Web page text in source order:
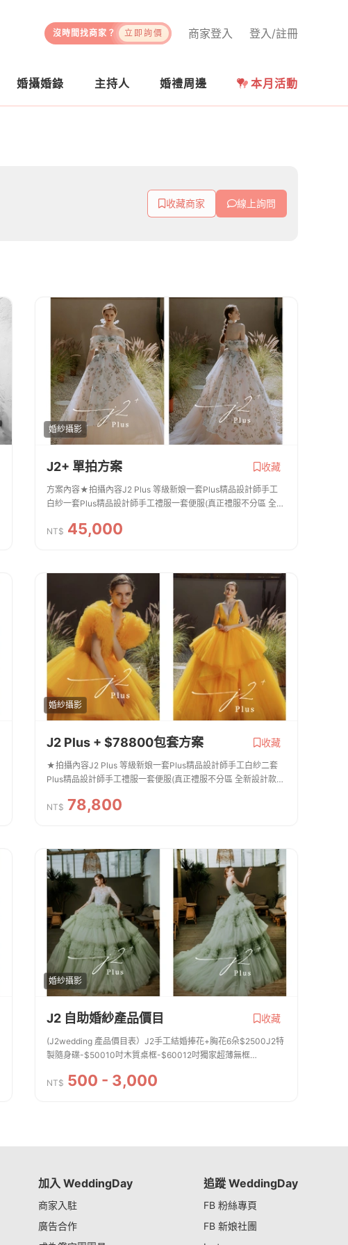
登入/註冊
商家登入
沒時間找商家？ 立即詢價
婚攝婚錄 主持人 婚禮周邊 本月活動
收藏商家 線上詢問
婚紗攝影
J2+ 單拍方案 收藏
方案內容★拍攝內容J2 Plus 等級新娘一套Plus精品設計師手工
白紗一套Plus精品設計師手工禮服一套便服(真正禮服不分區 全新
費提供安瓶 / 拍攝道具 手工捧花...
NT$ 45,000
婚紗攝影
J2 Plus + $78800包套方案 收藏
★拍攝內容J2 Plus 等級新娘一套Plus精品設計師手工白紗二套
Plus精品設計師手工禮服一套便服(真正禮服不分區 全新設計款皆
跟拍服務免費提供安瓶 / 拍攝道...
NT$ 78,800
婚紗攝影
J2 自助婚紗產品價目 收藏
(J2wedding 產品價目表）J2手工結婚捧花+胸花6朵$2500J2特
製隨身碟-$50010吋木質桌框-$60012吋獨家超薄無框
畫-$3500QR code直式謝卡+電子相簿200張$600QR code方
NT$ 500 - 3,000
加入 WeddingDay
商家入駐
廣告合作
追蹤 WeddingDay
FB 粉絲專頁
FB 新娘社團